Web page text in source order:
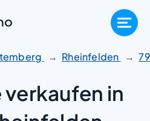
Rheinfelden
in